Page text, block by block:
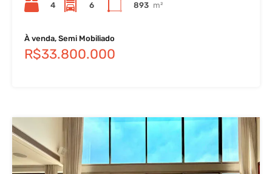
4 6 893 m²
À venda, Semi Mobiliado
R$33.800.000